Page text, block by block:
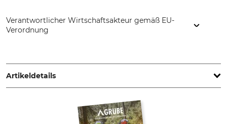
Verantwortlicher Wirtschaftsakteur gemäß EU-
Verordnung
35, 73614 Schorndorf, Germany, www.schwegler-natur.de
Artikeldetails
Produkttyp
Ersatzvorderwand